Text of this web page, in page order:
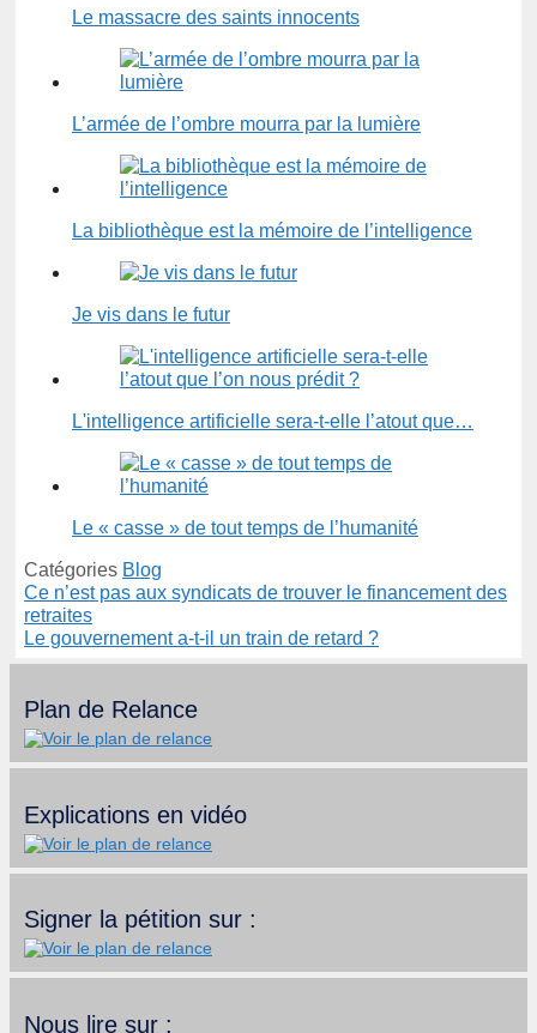
Le massacre des saints innocents
L’armée de l’ombre mourra par la lumière
La bibliothèque est la mémoire de l’intelligence
Je vis dans le futur
L'intelligence artificielle sera-t-elle l’atout que…
Le « casse » de tout temps de l’humanité
Catégories Blog
Ce n’est pas aux syndicats de trouver le financement des
retraites
Le gouvernement a-t-il un train de retard ?
Plan de Relance
Explications en vidéo
Signer la pétition sur :
Nous lire sur :